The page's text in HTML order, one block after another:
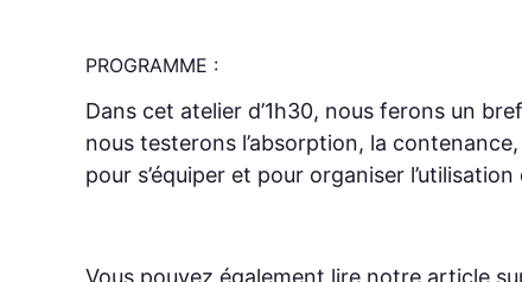
PROGRAMME :
Dans cet atelier d’1h30, nous ferons un
nous testerons l’absorption, la
pour s’équiper et pour organiser
Vous pouvez également lire notre article